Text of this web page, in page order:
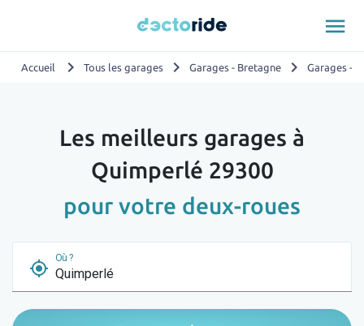
menu
Accueil chevron_right Tous les garages chevron_right Garages - Bretagne chevron_right Garages -
Les meilleurs garages à
Quimperlé 29300
pour votre deux-roues
my_location
Où ?